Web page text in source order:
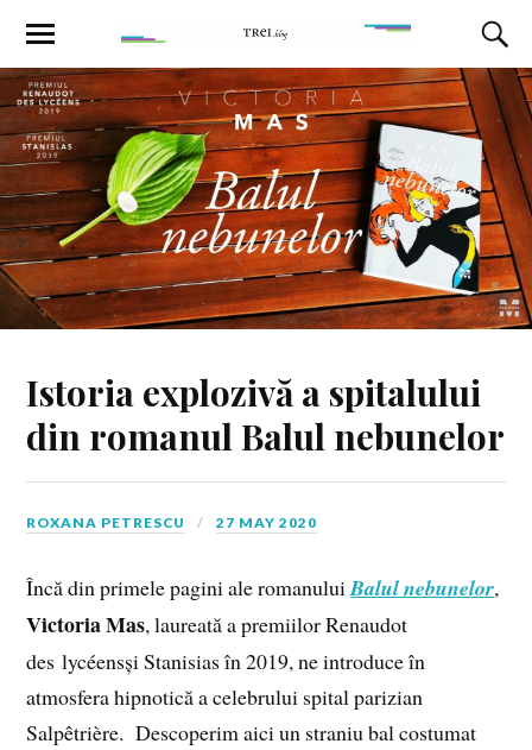
Istoria explozivă a spitalului
din romanul Balul nebunelor
ROXANA PETRESCU 27 MAY 2020
Încă din primele pagini ale romanuluiBalul nebunelor,
Victoria Mas, laureată a premiilor Renaudot
des lycéensși Stanisias în 2019, ne introduce în
atmosfera hipnotică a celebrului spital parizian
Salpêtrière. Descoperim aici un straniu bal costumat